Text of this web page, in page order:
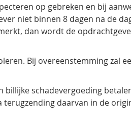
op gebreken en bij
niet binnen 8 dagen na de
dan wordt de
Bij overeenstemming zal
billijke schadevergoeding
daarvan in de